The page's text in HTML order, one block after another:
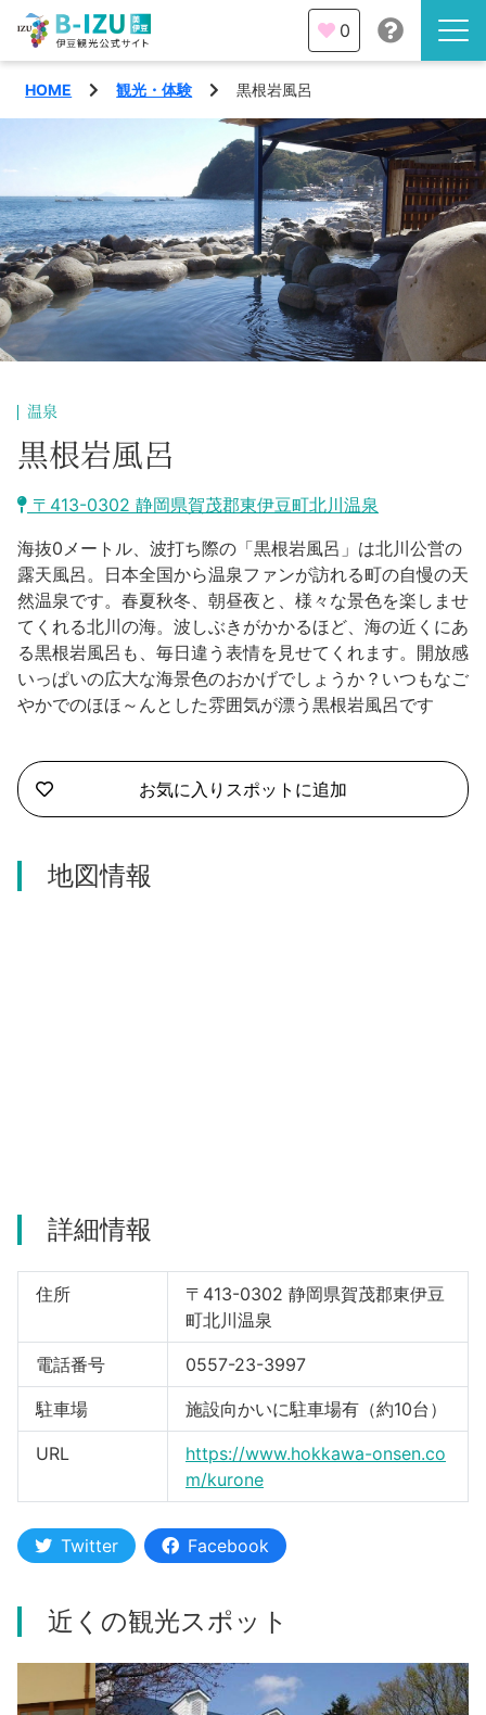
伊豆半島を知る
みる
あそぶ
あじわう
観光・体験
イベント
熱海市
沼津市
三島市
南伊豆町
函南町
西伊豆町
伊東市
伊豆の国市
松崎町
特集
旅の計画
モデルコース
宿泊・予約
旅程作成
AIルートプランナー
日本語
合同会社説明会
伊豆ワーケーション
0
HOME 観光・体験 黒根岩風呂
温泉
黒根岩風呂
〒413-0302 静岡県賀茂郡東伊豆町北川温泉
海抜0メートル、波打ち際の「黒根岩風呂」は北川公営の
露天風呂。日本全国から温泉ファンが訪れる町の自慢の天
然温泉です。春夏秋冬、朝昼夜と、様々な景色を楽しませ
てくれる北川の海。波しぶきがかかるほど、海の近くにあ
る黒根岩風呂も、毎日違う表情を見せてくれます。開放感
いっぱいの広大な海景色のおかげでしょうか？いつもなご
やかでのほほ～んとした雰囲気が漂う黒根岩風呂です
お気に入りスポットに追加
地図情報
詳細情報
住所
〒413-0302 静岡県賀茂郡東伊豆
町北川温泉
電話番号 0557-23-3997
駐車場 施設向かいに駐車場有（約10台）
URL
https://www.hokkawa-onsen.co
m/kurone
Twitter Facebook
近くの観光スポット